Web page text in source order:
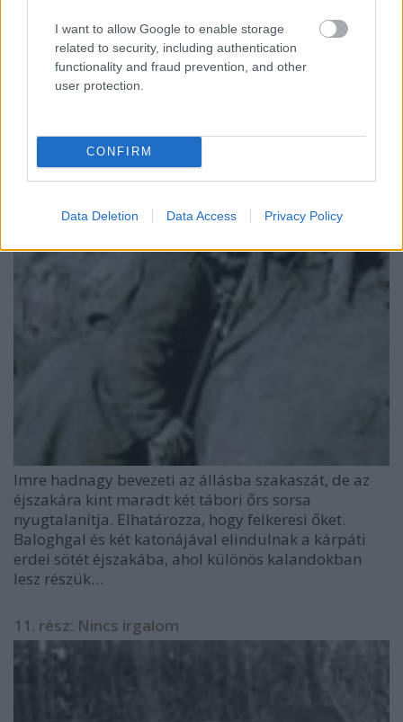
I want to allow Google to enable storage
related to security, including authentication
functionality and fraud prevention, and other
user protection.
CONFIRM
Data Deletion Data Access Privacy Policy
10. rész: Különös éjszakai kalandok a tábori őrsök
Imre hadnagy bevezeti az állásba szakaszát, de az
éjszakára kint maradt két tábori őrs sorsa
nyugtalanítja. Elhatározza, hogy felkeresi őket.
Baloghgal és két katonájával elindulnak a kárpáti
erdei sötét éjszakába, ahol különös kalandokban
lesz részük…
11. rész: Nincs irgalom